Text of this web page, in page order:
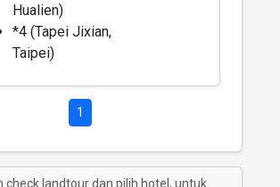
Hualien)
*4 (Tapei Jixian,
Taipei)
1
check landtour dan pilih hotel, untuk